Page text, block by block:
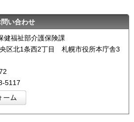
い合わせ
健福祉部介護保険課
区北1条西2丁目 札幌市役所本庁舎3
5117